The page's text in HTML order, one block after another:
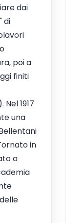
dai
di
poi a
finiti
1917
una
in
a